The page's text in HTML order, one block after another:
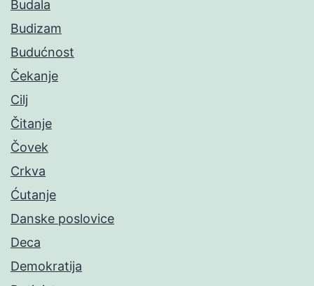
Budala
Budizam
Budućnost
Čekanje
Cilj
Čitanje
Čovek
Crkva
Ćutanje
Danske poslovice
Deca
Demokratija